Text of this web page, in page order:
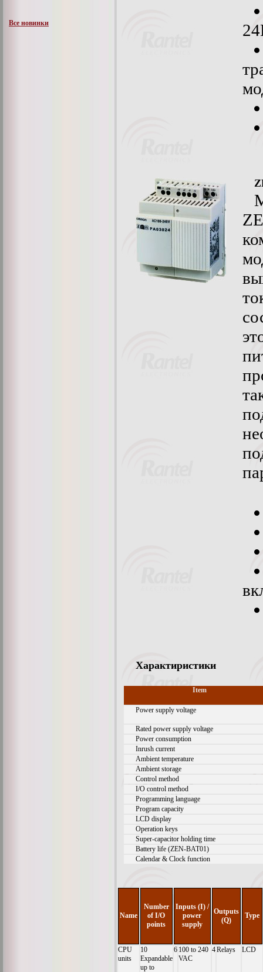
Все новинки
Характиристики
Item
Power supply voltage
Rated power supply voltage
Power consumption
Inrush current
Ambient temperature
Ambient storage
Control method
I/O control method
Programming language
Program capacity
LCD display
Operation keys
Super-capacitor holding time
Battery life (ZEN-BAT01)
Calendar & Clock function
Name
Number
of I/O
points
Inputs (I) /
power
supply
Outputs
(Q)
Type
CPU
units
10
Expandable
up to
6 100 to 240
VAC
4Relays LCD